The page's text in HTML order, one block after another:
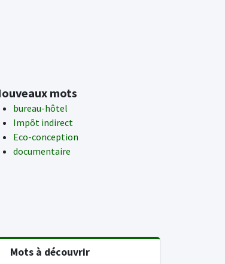
mots
bureau-hôtel
Impôt indirect
Eco-conception
documentaire
Mots à découvrir